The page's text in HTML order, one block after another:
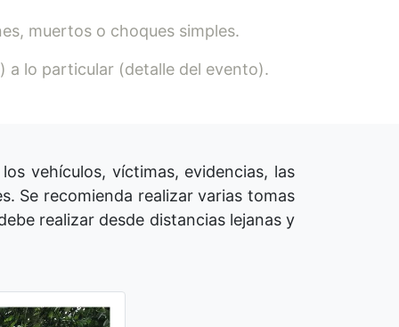
muertos o choques simples.
a lo particular (detalle del evento).
vehículos, víctimas, evidencias, las
Se recomienda realizar varias tomas
realizar desde distancias lejanas y